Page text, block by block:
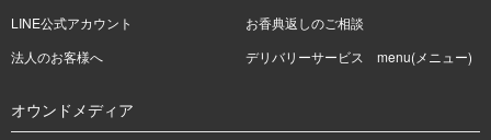
LINE公式アカウント
お香典返しのご相談
法人のお客様へ
デリバリーサービス menu(メニュー)
オウンドメディア